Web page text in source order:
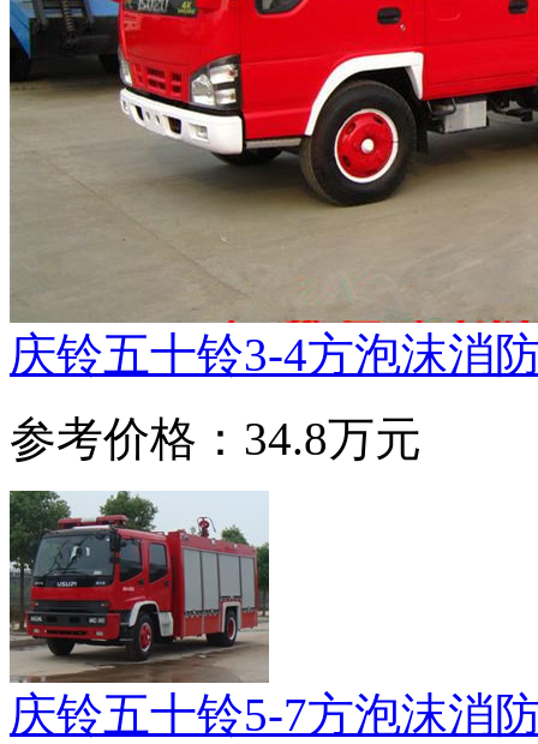
庆铃五十铃3-4方泡沫消
参考价格：34.8万元
庆铃五十铃5-7方泡沫消